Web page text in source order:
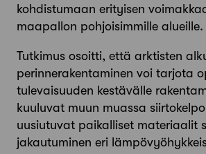
kohdistumaan erityisen
maapallon pohjoisimmille alueille.
Tutkimus osoitti, että arktisten
perinnerakentaminen voi tarjota
tulevaisuuden kestävälle
kuuluvat muun muassa
uusiutuvat paikalliset materiaalit
jakautuminen eri